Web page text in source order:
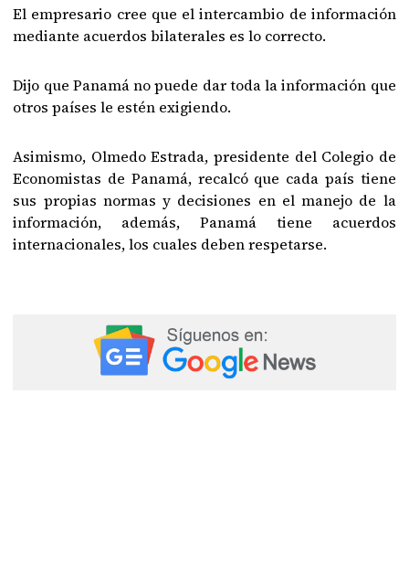
El empresario cree que el intercambio de información
mediante acuerdos bilaterales es lo correcto.
Dijo que Panamá no puede dar toda la información que
otros países le estén exigiendo.
Asimismo, Olmedo Estrada, presidente del Colegio de
Economistas de Panamá, recalcó que cada país tiene
sus propias normas y decisiones en el manejo de la
información, además, Panamá tiene acuerdos
internacionales, los cuales deben respetarse.